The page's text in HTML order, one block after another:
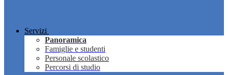
Servizi
Panoramica
Famiglie e studenti
Personale scolastico
Percorsi di studio